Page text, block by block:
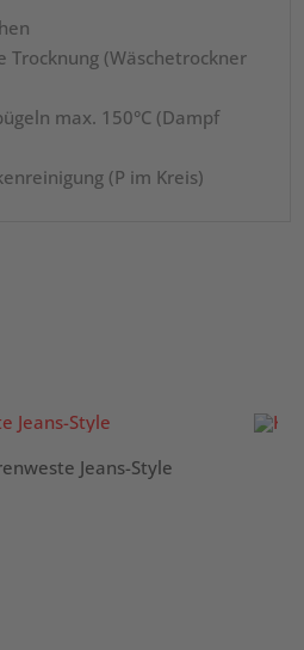
Trocknung (Wäschetrockner
max. 150°C (Dampf
(P im Kreis)
Jeans-Style